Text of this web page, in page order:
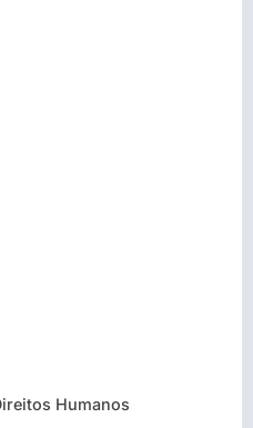
Humanos